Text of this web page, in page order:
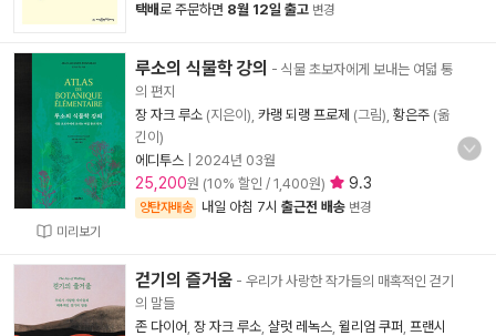
택배로 주문하면 8월 12일 출고 변경
미리보기
루소의 식물학 강의 - 식물 초보자에게 보내는 여덟 통
의 편지
장 자크 루소 (지은이), 카랭 되랭 프로제 (그림), 황은주 (옮
긴이)
에디투스
2024년 03월
25,200원 (10% 할인 / 1,400원) 9.3
양탄자배송 내일 아침 7시 출근전 배송 변경
걷기의 즐거움 - 우리가 사랑한 작가들의 매혹적인 걷기
의 말들
존 다이어 장 자크 루소 샬럿 레녹스 윌리엄 쿠퍼 프랜시